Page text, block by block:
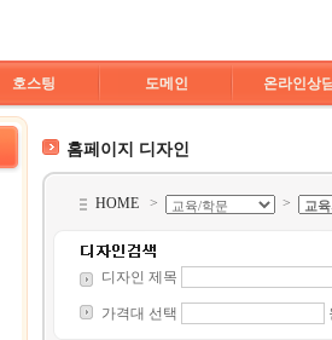
호스팅 도메인 온라인상
홈페이지 디자인
HOME > >
디자인 제목
가격대 선택